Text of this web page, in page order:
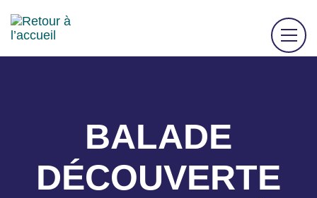
BALADE
DÉCOUVERTE